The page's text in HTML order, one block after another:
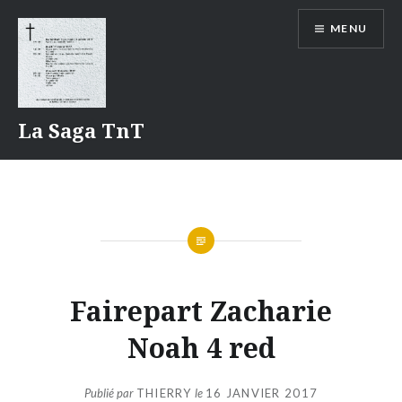
contenu
La Saga TnT
MENU
Fairepart Zacharie
Noah 4 red
Publié par THIERRY le 16 JANVIER 2017